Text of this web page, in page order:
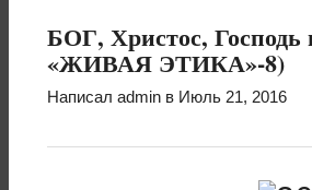
БОГ, Христос,
«ЖИВАЯ ЭТИКА»-8)
Написал admin в Июль 21, 2016